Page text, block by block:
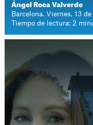
Ángel Roca Valverde
Barcelona. Viernes, 13
Tiempo de lectura: 2